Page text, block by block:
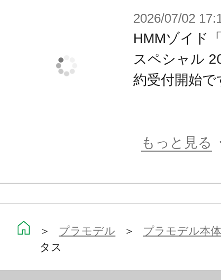
2026/07/02
HMMゾイド
スペシャル
約受付開始で
もっと見る
＞ プラモデル ＞ プラモデル本体
タス